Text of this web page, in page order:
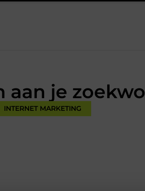
aan je
INTERNET MARKETING